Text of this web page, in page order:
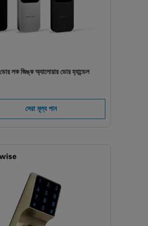
ডোর লক জিঙ্ক অ্যালোয়ার ডোর হ্যান্ডেল
সেরা মূল্য পান